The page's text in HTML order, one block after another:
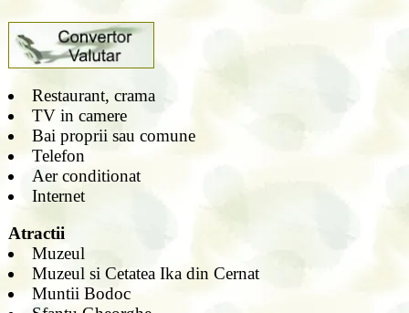
Restaurant, crama
TV in camere
Bai proprii sau comune
Telefon
Aer conditionat
Internet
Atractii
Muzeul
Muzeul si Cetatea Ika din Cernat
Muntii Bodoc